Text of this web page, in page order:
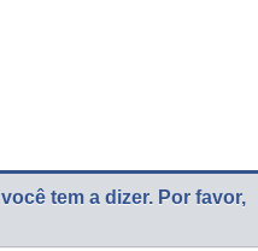
tem a dizer. Por favor,